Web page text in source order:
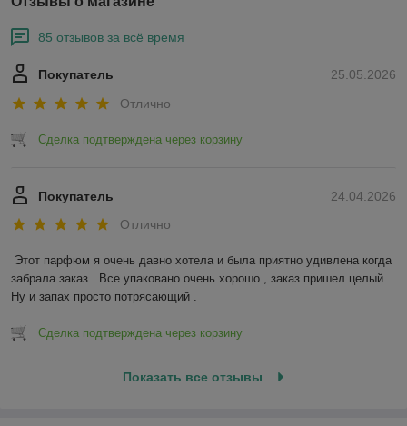
85 отзывов за всё время
25.05.2026
Покупатель
Отлично
Сделка подтверждена через корзину
24.04.2026
Покупатель
Отлично
Этот парфюм я очень давно хотела и была приятно удивлена когда
забрала заказ . Все упаковано очень хорошо , заказ пришел целый .
Ну и запах просто потрясающий .
Сделка подтверждена через корзину
Показать все отзывы